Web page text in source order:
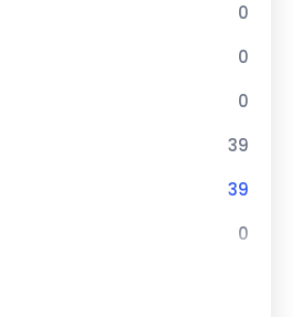
0
0
0
39
39
0